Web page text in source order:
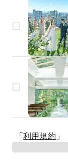
「利用規約 」